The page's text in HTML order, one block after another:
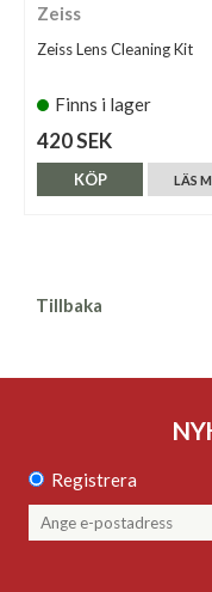
Zeiss
Zeiss Lens Cleaning Kit
Finns i lager
420 SEK
LÄS
KÖP
Tillbaka
Registrera